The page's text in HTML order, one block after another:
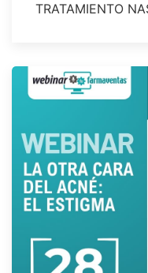
TRATAMIENTO